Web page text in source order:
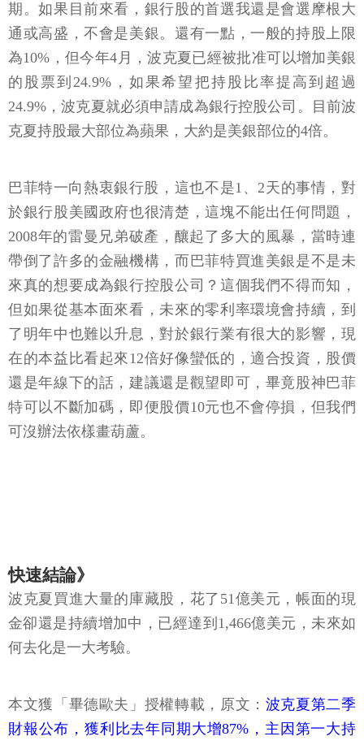
期。如果目前來看，銀行股的首選我還是會選摩根大
通或高盛，不會是美銀。還有一點，一般的持股上限
為10%，但今年4月，波克夏已經被批准可以增加美銀
的股票到24.9%，如果希望把持股比率提高到超過
24.9%，波克夏就必須申請成為銀行控股公司。目前波
克夏持股最大部位為蘋果，大約是美銀部位的4倍。
巴菲特一向熱衷銀行股，這也不是1、2天的事情，對
於銀行股美國政府也很清楚，這塊不能出任何問題，
2008年的雷曼兄弟破產，釀起了多大的風暴，當時連
帶倒了許多的金融機構，而巴菲特買進美銀是不是未
來真的想要成為銀行控股公司？這個我們不得而知，
但如果從基本面來看，未來的零利率環境會持續，到
了明年中也難以升息，對於銀行業有很大的影響，現
在的本益比看起來12倍好像蠻低的，適合投資，股價
還是年線下的話，建議還是觀望即可，畢竟股神巴菲
特可以不斷加碼，即便股價10元也不會停損，但我們
可沒辦法依樣畫葫蘆。
快速結論》
波克夏買進大量的庫藏股，花了51億美元，帳面的現
金卻還是持續增加中，已經達到1,466億美元，未來如
何去化是一大考驗。
本文獲「畢德歐夫」授權轉載，原文： 波克夏第二季
財報公布，獲利比去年同期大增87%，主因第一大持